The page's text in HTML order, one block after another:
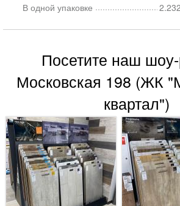
В одной упаковке
Посетите наш
Московская 198 (ЖК
квартал")